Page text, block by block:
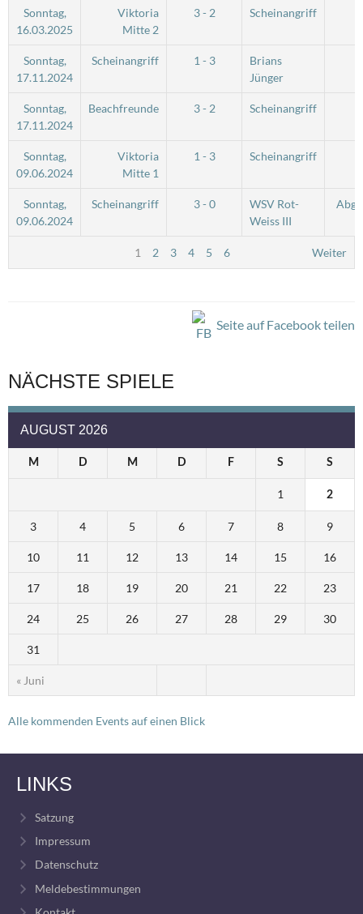
Sonntag,
16.03.2025
Viktoria
Mitte 2
3 - 2 Scheinangriff
Sonntag,
17.11.2024
Scheinangriff 1 - 3
Brians
Jünger
Sonntag,
17.11.2024
Beachfreunde 3 - 2 Scheinangriff
Sonntag,
09.06.2024
Viktoria
Mitte 1
1 - 3 Scheinangriff
Sonntag,
09.06.2024
Scheinangriff 3 - 0
WSV Rot-
Weiss III
1 2 3 4 5 6 Weiter
Seite auf Facebook teilen
NÄCHSTE SPIELE
AUGUST 2026
M D M D F S S
« Juni
1 2
3 4 5 6 7 8 9
10 11 12 13 14 15 16
17 18 19 20 21 22 23
24 25 26 27 28 29 30
31
Alle kommenden Events auf einen Blick
LINKS
Satzung
Impressum
Datenschutz
Meldebestimmungen